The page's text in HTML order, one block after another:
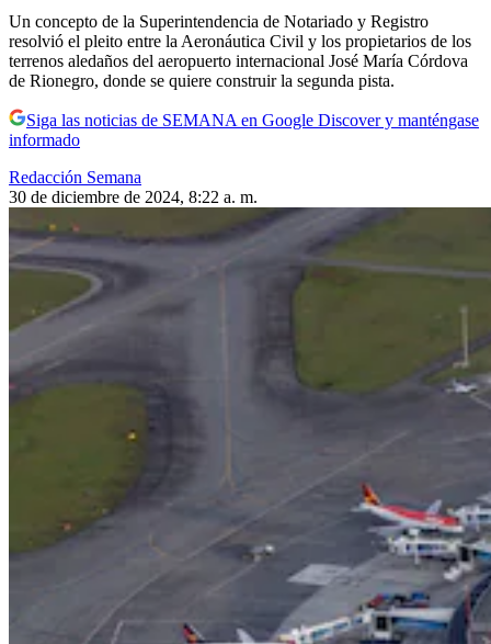
Un concepto de la Superintendencia de Notariado y Registro
resolvió el pleito entre la Aeronáutica Civil y los propietarios de los
terrenos aledaños del aeropuerto internacional José María Córdova
de Rionegro, donde se quiere construir la segunda pista.
Siga las noticias de SEMANA en Google Discover y manténgase
informado
Redacción Semana
30 de diciembre de 2024, 8:22 a. m.